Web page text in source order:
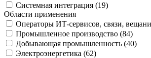
Системная интеграция (19)
Области применения
Операторы ИТ-сервисов, связи,
Промышленное производство (84)
Добывающая промышленность (40)
Электроэнергетика (62)